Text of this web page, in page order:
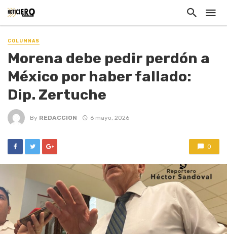
COLUMNAS
Morena debe pedir perdón a
México por haber fallado:
Dip. Zertuche
By REDACCION 6 mayo, 2026
0